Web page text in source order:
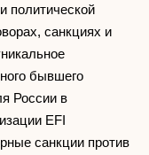
политической
санкциях и
бывшего
России в
EFI
санкции против